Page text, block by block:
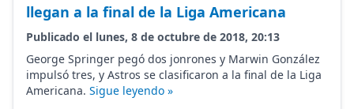
llegan a la final de la Liga Americana
Publicado el lunes, 8 de octubre de 2018, 20:13
George Springer pegó dos jonrones y Marwin González
impulsó tres, y Astros se clasificaron a la final de la Liga
Americana. Sigue leyendo »